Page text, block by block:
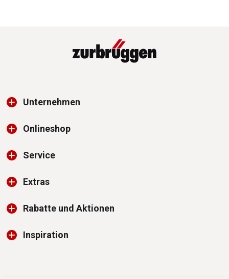
Unternehmen
Onlineshop
Service
Extras
Rabatte und Aktionen
Inspiration